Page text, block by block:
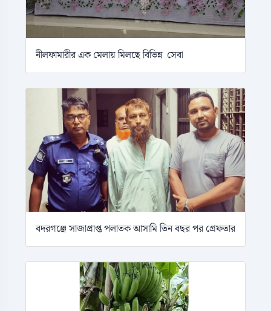
নীলফামারীর এক মেলায় মিলছে বিভিন্ন সেবা
বদরগঞ্জে সাজাপ্রাপ্ত পলাতক আসামি তিন বছর পর গ্রেফতার